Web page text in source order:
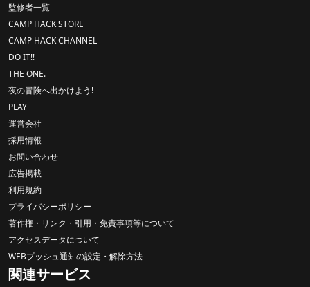
監修者一覧
CAMP HACK STORE
CAMP HACK CHANNEL
DO IT!!
THE ONE.
夜の冒険へ出かけよう!
PLAY
運営会社
採用情報
お問い合わせ
広告掲載
利用規約
プライバシーポリシー
著作権・リンク・引用・免責事項等について
アクセスデータについて
WEBプッシュ通知の設定・解除方法
関連サービス